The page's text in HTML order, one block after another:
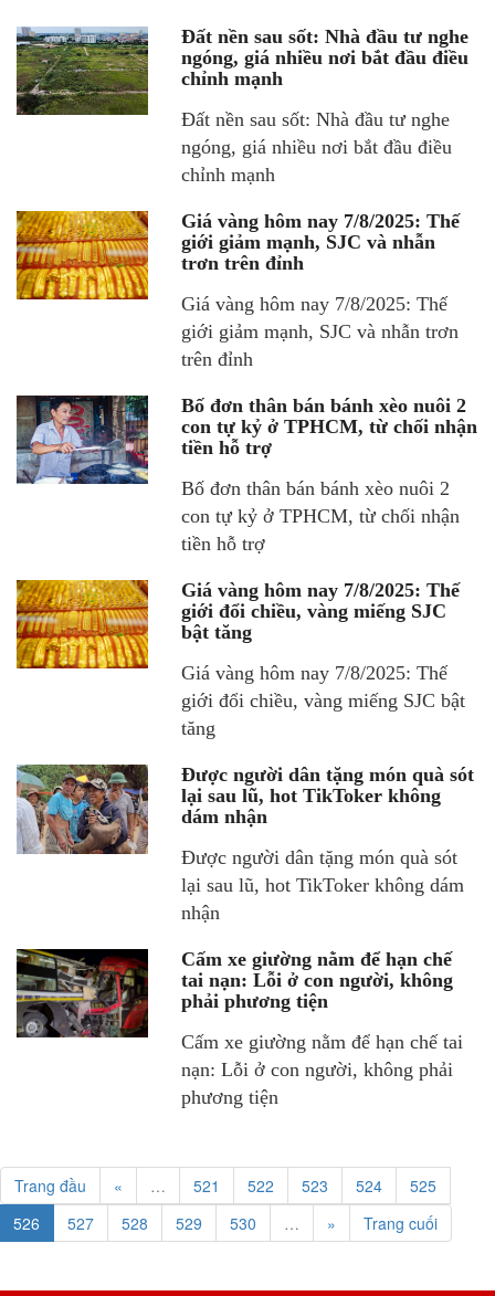
Đất nền sau sốt: Nhà đầu tư nghe
ngóng, giá nhiều nơi bắt đầu điều
chỉnh mạnh
Đất nền sau sốt: Nhà đầu tư nghe
ngóng, giá nhiều nơi bắt đầu điều
chỉnh mạnh
Giá vàng hôm nay 7/8/2025: Thế
giới giảm mạnh, SJC và nhẫn
trơn trên đỉnh
Giá vàng hôm nay 7/8/2025: Thế
giới giảm mạnh, SJC và nhẫn trơn
trên đỉnh
Bố đơn thân bán bánh xèo nuôi 2
con tự kỷ ở TPHCM, từ chối nhận
tiền hỗ trợ
Bố đơn thân bán bánh xèo nuôi 2
con tự kỷ ở TPHCM, từ chối nhận
tiền hỗ trợ
Giá vàng hôm nay 7/8/2025: Thế
giới đổi chiều, vàng miếng SJC
bật tăng
Giá vàng hôm nay 7/8/2025: Thế
giới đổi chiều, vàng miếng SJC bật
tăng
Được người dân tặng món quà sót
lại sau lũ, hot TikToker không
dám nhận
Được người dân tặng món quà sót
lại sau lũ, hot TikToker không dám
nhận
Cấm xe giường nằm để hạn chế
tai nạn: Lỗi ở con người, không
phải phương tiện
Cấm xe giường nằm để hạn chế tai
nạn: Lỗi ở con người, không phải
phương tiện
Trang đầu « … 521 522 523 524
525
526
527 528 529 530 … » Trang cuối